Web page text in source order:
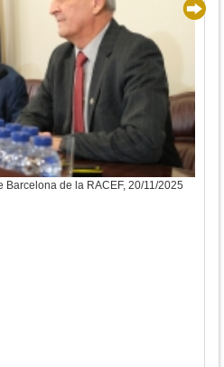
de la RACEF, 20/11/2025